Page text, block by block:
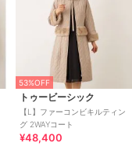
53%OFF
トゥービーシック
【L】ファーコンビキルティン
グ 2WAYコート
¥48,400